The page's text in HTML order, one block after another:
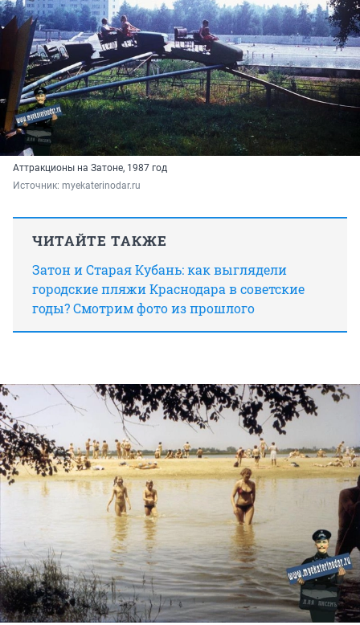
Аттракционы на Затоне, 1987 год
Источник: myekaterinodar.ru
ЧИТАЙТЕ ТАКЖЕ
Затон и Старая Кубань: как выглядели
городские пляжи Краснодара в советские
годы? Смотрим фото из прошлого